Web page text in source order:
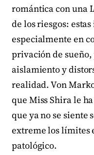
romántica con una
de los riesgos:
especialmente en
privación de
aislamiento y
realidad. Von
que Miss Shira le
que ya no se siente
extreme los límites
patológico.